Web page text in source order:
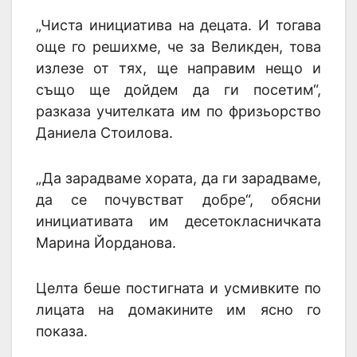
„Чиста инициатива на децата. И тогава
още го решихме, че за Великден, това
излезе от тях, ще направим нещо и
също ще дойдем да ги посетим“,
разказа учителката им по фризьорство
Даниела Стоилова.
„Да зарадваме хората, да ги зарадваме,
да се почувстват добре“, обясни
инициативата им десетокласничката
Марина Йорданова.
Целта беше постигната и усмивките по
лицата на домакините им ясно го
показа.